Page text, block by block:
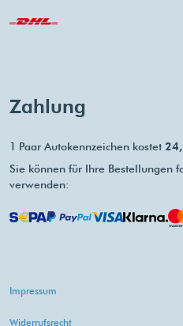
Zahlung
1 Paar Autokennzeichen kostet
Sie können für Ihre Bestellungen
verwenden:
Impressum
Widerrufsrecht